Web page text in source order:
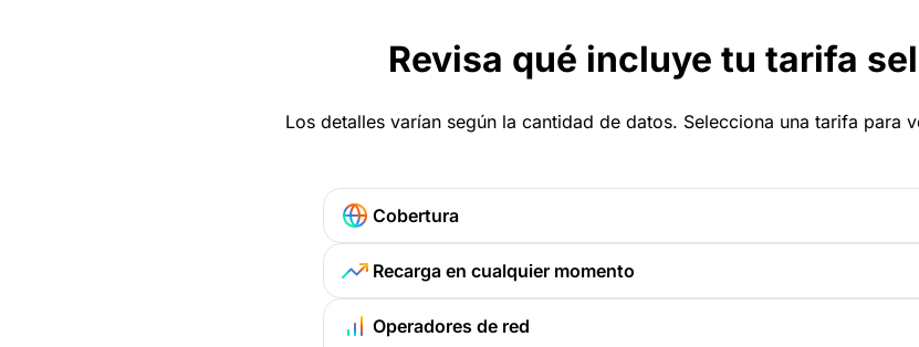
Revisa qué incluye tu tarifa
Los detalles varían según la cantidad de datos. Selecciona una tarifa para
Cobertura
Recarga en cualquier momento
Operadores de red